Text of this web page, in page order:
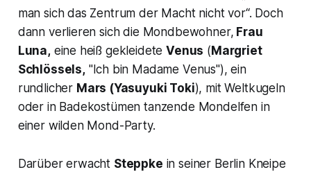
man sich das Zentrum der Macht nicht vor“. Doch
dann verlieren sich die Mondbewohner, Frau
Luna,eine heiß gekleideteVenus ( Margriet
Schlössels,"Ich bin Madame Venus"), ein
rundlicher Mars (Yasuyuki Toki), mit Weltkugeln
oder in Badekostümen tanzende Mondelfen in
einer wilden Mond-Party.
Darüber erwacht Steppke in seiner Berlin Kneipe